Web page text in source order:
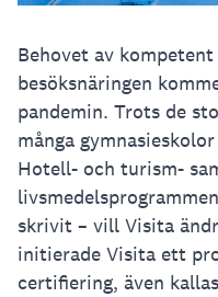
Behovet av
besöksnäringen
pandemin. Trots de
många
Hotell- och turism-
skrivit – vill Visita
initierade Visita ett
certifiering, även